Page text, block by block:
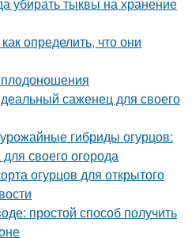
убирать тыквы на хранение
определить, что они
саженец для своего
гибриды огурцов:
своего огорода
огурцов для открытого
простой способ получить